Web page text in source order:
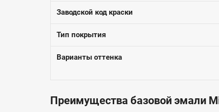
Заводской код краски
Тип покрытия
Варианты оттенка
Преимущества базовой эмали